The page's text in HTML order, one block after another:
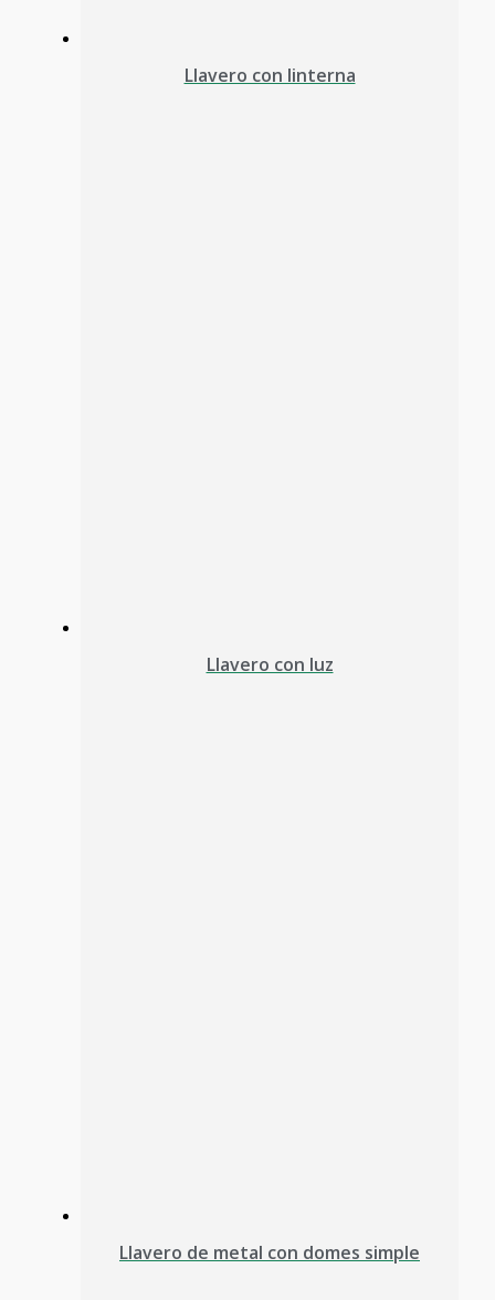
Llavero con linterna
Llavero con luz
Llavero de metal con domes simple